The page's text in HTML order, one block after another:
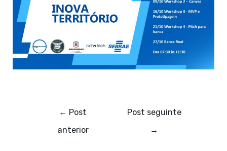
navigation
← Post
anterior
Post seguinte
→